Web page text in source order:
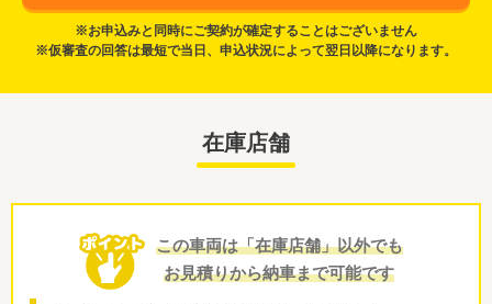
※お申込みと同時にご契約が確定することはございません
※仮審査の回答は最短で当日、申込状況によって翌日以降になります。
在庫店舗
この車両は「在庫店舗」以外でも
お見積りから納車まで可能です